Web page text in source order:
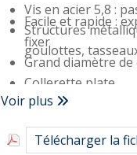
Vis en acier 5,8 :
Structures
goulottes,
Facile et rapide :
fixer
Grand diamètre
Collerette plate
Livrées
Voir plus
Télécharger la